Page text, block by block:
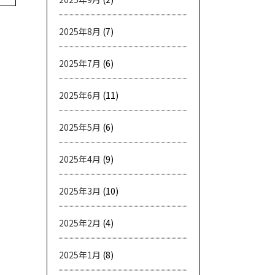
2025年8月 (7)
2025年7月 (6)
2025年6月 (11)
2025年5月 (6)
2025年4月 (9)
2025年3月 (10)
2025年2月 (4)
2025年1月 (8)